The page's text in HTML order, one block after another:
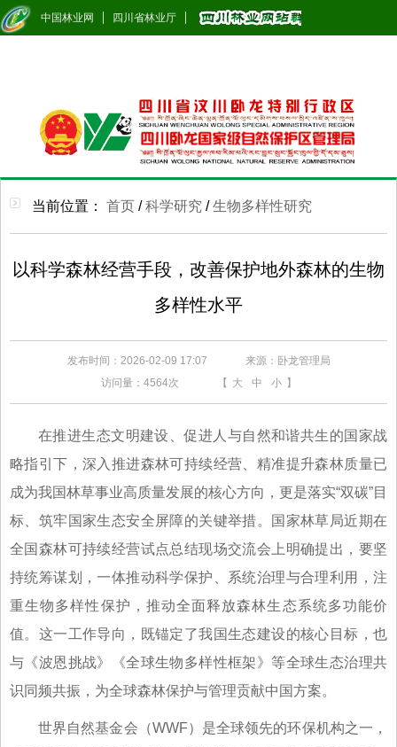
中国林业网 四川省林业厅
当前位置： 首页 /科学研究 /生物多样性研究
以科学森林经营手段，改善保护地外森林的生物
多样性水平
发布时间：2026-02-09 17:07
来源：卧龙管理局
访问量： 4564次 【 大 中 小 】
在推进生态文明建设、促进人与自然和谐共生的国家战
略指引下，深入推进森林可持续经营、精准提升森林质量已
成为我国林草事业高质量发展的核心方向，更是落实“双碳”目
标、筑牢国家生态安全屏障的关键举措。国家林草局近期在
全国森林可持续经营试点总结现场交流会上明确提出，要坚
持统筹谋划，一体推动科学保护、系统治理与合理利用，注
重生物多样性保护，推动全面释放森林生态系统多功能价
值。这一工作导向，既锚定了我国生态建设的核心目标，也
与《波恩挑战》《全球生物多样性框架》等全球生态治理共
识同频共振，为全球森林保护与管理贡献中国方案。
世界自然基金会（WWF）是全球领先的环保机构之一，